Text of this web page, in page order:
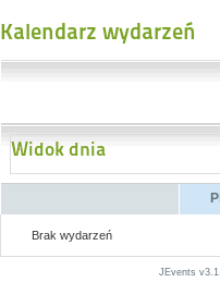
Kalendarz wydarzeń
Widok dnia
Brak wydarzeń
JEvents